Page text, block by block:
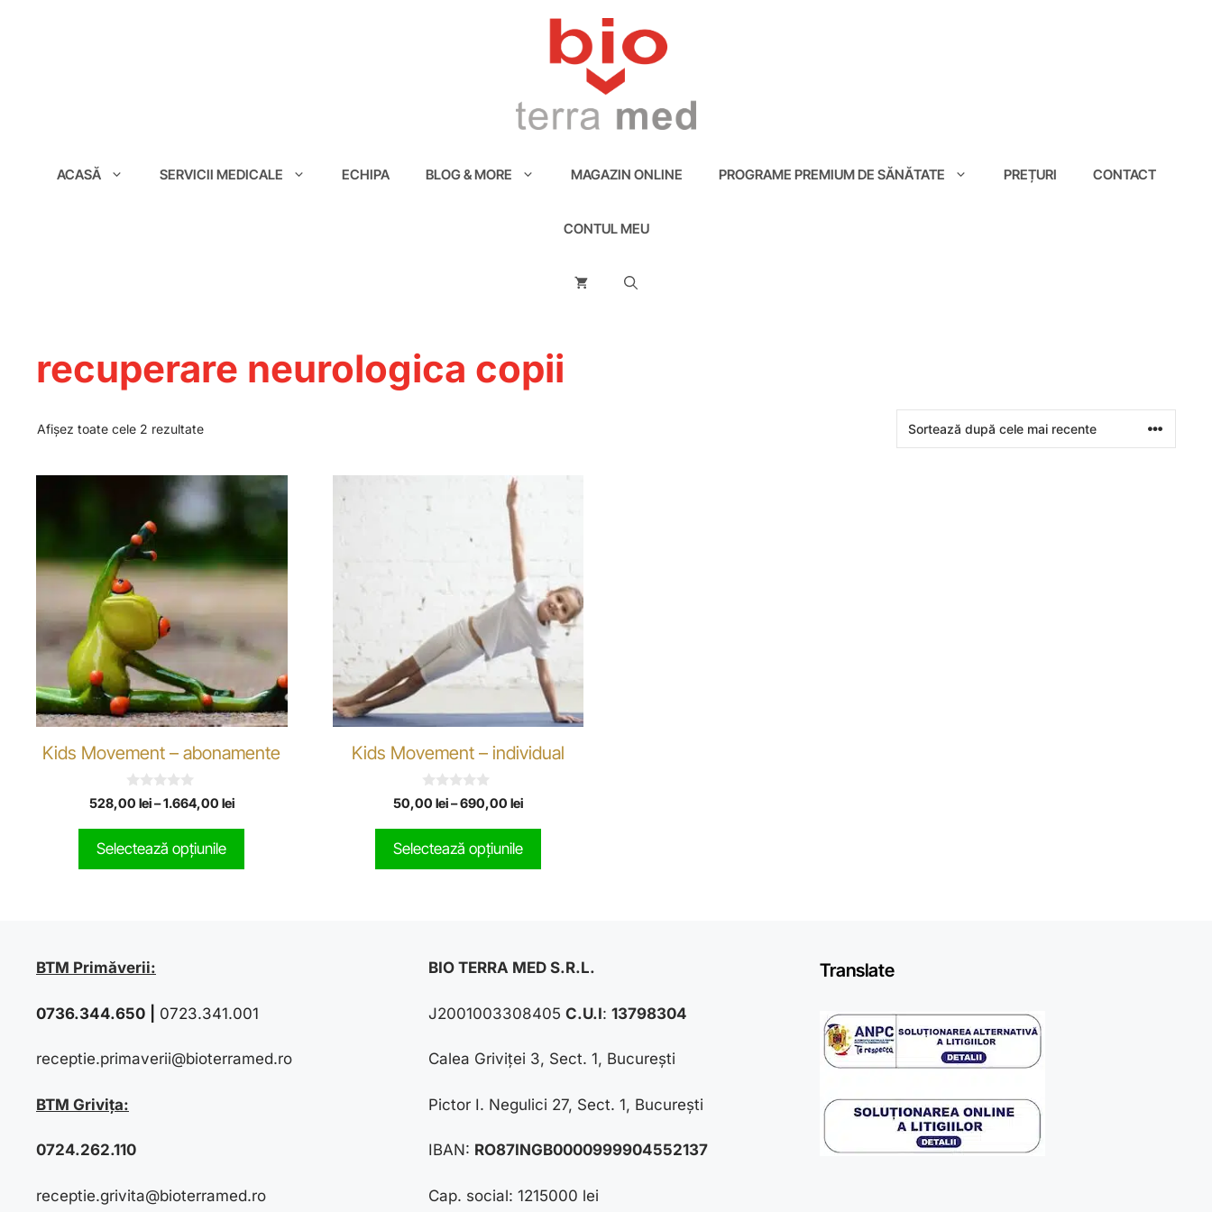
ACASĂ SERVICII MEDICALE ECHIPA BLOG & MORE MAGAZIN ONLINE PROGRAME PREMIUM DE SĂNĂTATE PREȚURI CONTACT
CONTUL MEU
recuperare neurologica copii
Afișez toate cele 2 rezultate
Kids Movement – abonamente
0
o
o
5
528,00 lei–1.664,00 lei
Selectează opțiunile
Kids Movement – individual
0
o
o
5
50,00 lei–690,00 lei
Selectează opțiunile
BTM Primăverii:
0736.344.650 0723.341.001
receptie.primaverii@bioterramed.ro
BTM Grivița:
0724.262.110
receptie.grivita@bioterramed.ro
BIO TERRA MED S.R.L.
J2001003308405 C.U.I: 13798304
Calea Griviței 3, Sect. 1, București
Pictor I. Negulici 27, Sect. 1, București
IBAN: RO87INGB0000999904552137
Cap. social: 1215000 lei
Translate